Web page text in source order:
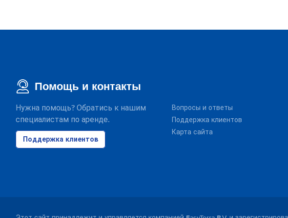
Помощь и контакты
Нужна помощь? Обратись к нашим
специалистам по аренде.
Поддержка клиентов
Вопросы и ответы
Поддержка клиентов
Карта сайта